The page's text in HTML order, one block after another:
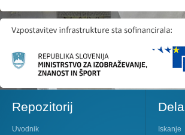
Repozitorij
Uvodnik
Dela
Iskanje